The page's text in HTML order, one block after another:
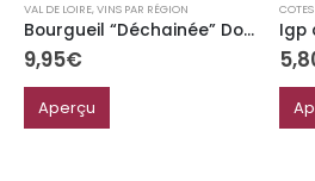
VAL DE LOIRE,VINS PAR RÉGION
Bourgueil “Déchainée” Domaine des Chesnaies
9,95€
Aperçu